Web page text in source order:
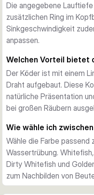
Anpassbare Sinkrate und
Über den zusätzlichen
Sinkgeschwindigkeit
sinkender Aktion und
Führungsstile
Gemacht für das Angeln
Mit 38 cm und 450 g ist
das gezielte Fischen mit
ausgelegt. Die verstärkte
Schwanz erhöhen
Die angegebene
zusätzlichen Ring im
Sinkgeschwindigkeit
anpassen.
Welchen Vorteil bietet
Der Köder ist mit einem
Draht aufgebaut. Diese
natürliche Präsentation
bei großen Räubern
Wie wähle ich
Wähle die Farbe
Wassertrübung.
Dirty Whitefish und
zum Nachbilden von